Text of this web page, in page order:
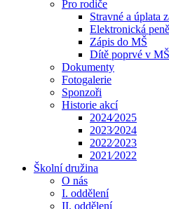
Pro rodiče
Stravné a úplata
Elektronická
Zápis do MŠ
Dítě poprvé v MŠ
Dokumenty
Fotogalerie
Sponzoři
Historie akcí
2024⁄2025
2023⁄2024
2022⁄2023
2021⁄2022
Školní družina
O nás
I. oddělení
II. oddělení